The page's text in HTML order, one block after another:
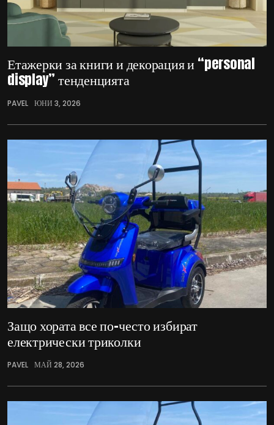
Етажерки за книги и декорация и “personal
display” тенденцията
PAVEL ЮНИ 3, 2026
Защо хората все по-често избират
електрически триколки
PAVEL МАЙ 28, 2026